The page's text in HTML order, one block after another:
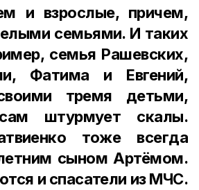
и взрослые, причем,
семьями. И таких
семья Рашевских,
Фатима и Евгений,
тремя детьми,
штурмует скалы.
тоже всегда
сыном Артёмом.
и спасатели из МЧС.